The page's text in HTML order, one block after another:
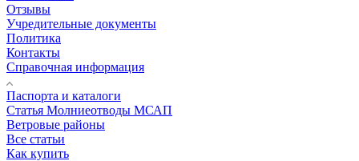
Отзывы
Учредительные документы
Политика
Контакты
Справочная информация
Паспорта и каталоги
Статья Молниеотводы МСАП
Ветровые районы
Все статьи
Как купить